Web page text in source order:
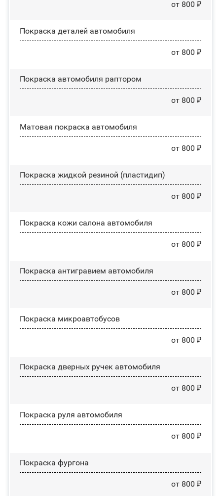
от 800 ₽
Покраска деталей автомобиля
от 800 ₽
Покраска автомобиля раптором
от 800 ₽
Матовая покраска автомобиля
от 800 ₽
Покраска жидкой резиной (пластидип)
от 800 ₽
Покраска кожи салона автомобиля
от 800 ₽
Покраска антигравием автомобиля
от 800 ₽
Покраска микроавтобусов
от 800 ₽
Покраска дверных ручек автомобиля
от 800 ₽
Покраска руля автомобиля
от 800 ₽
Покраска фургона
от 800 ₽